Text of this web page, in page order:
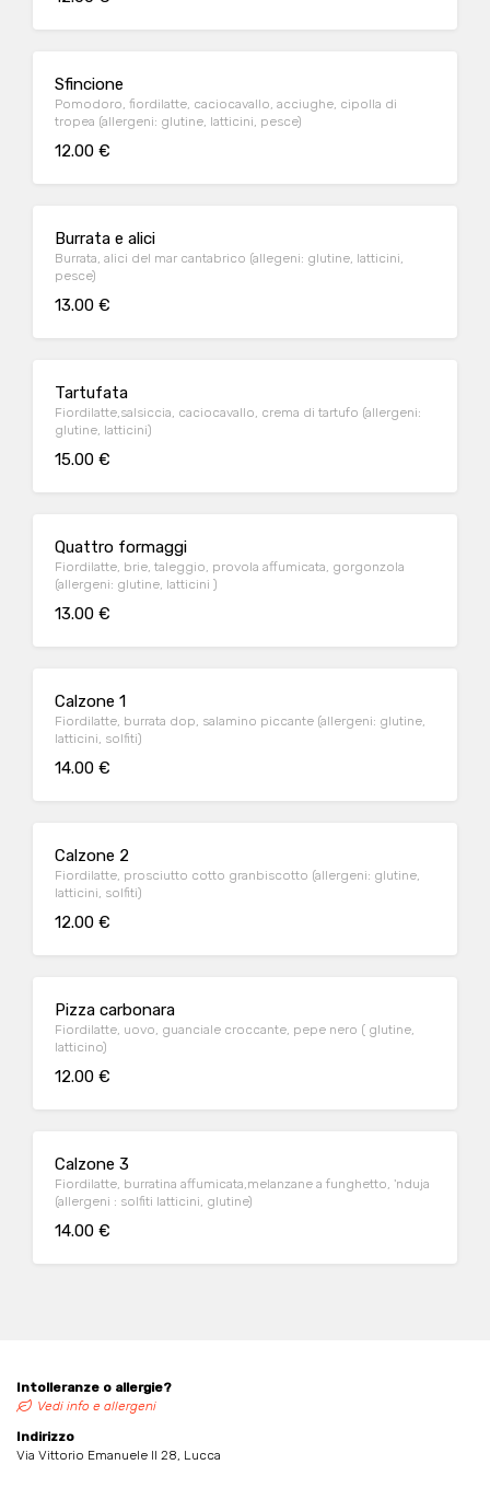
Sfincione
Pomodoro, fiordilatte, caciocavallo, acciughe, cipolla di
tropea (allergeni: glutine, latticini, pesce)
12.00 €
Burrata e alici
Burrata, alici del mar cantabrico (allegeni: glutine, latticini,
pesce)
13.00 €
Tartufata
Fiordilatte,salsiccia, caciocavallo, crema di tartufo (allergeni:
glutine, latticini)
15.00 €
Quattro formaggi
Fiordilatte, brie, taleggio, provola affumicata, gorgonzola
(allergeni: glutine, latticini )
13.00 €
Calzone 1
Fiordilatte, burrata dop, salamino piccante (allergeni: glutine,
latticini, solfiti)
14.00 €
Calzone 2
Fiordilatte, prosciutto cotto granbiscotto (allergeni: glutine,
latticini, solfiti)
12.00 €
Pizza carbonara
Fiordilatte, uovo, guanciale croccante, pepe nero ( glutine,
latticino)
12.00 €
Calzone 3
Fiordilatte, burratina affumicata,melanzane a funghetto, 'nduja
(allergeni : solfiti latticini, glutine)
14.00 €
Intolleranze o allergie?
Vedi info e allergeni
Indirizzo
Via Vittorio Emanuele II 28, Lucca